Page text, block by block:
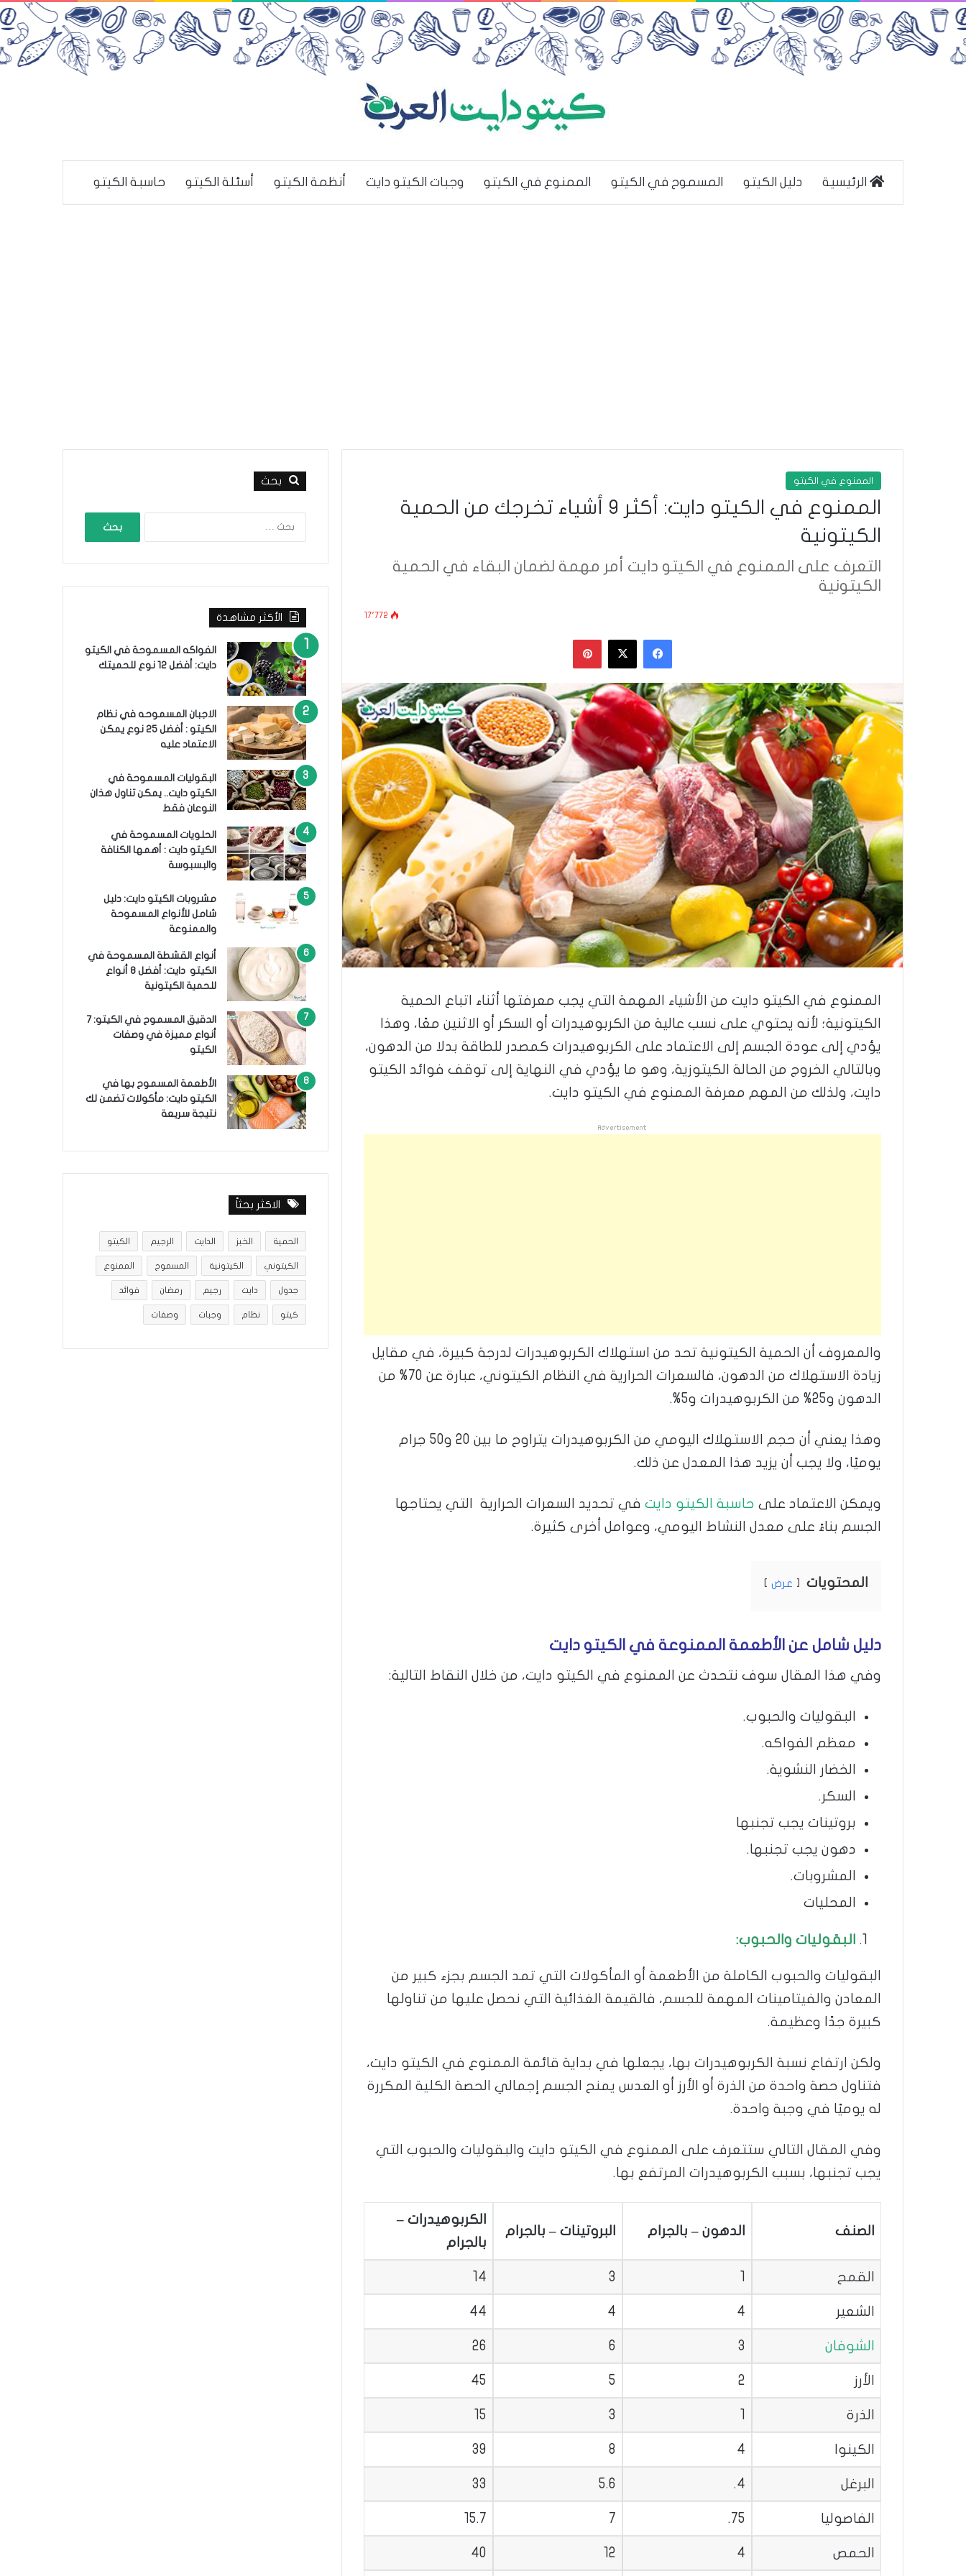
الرئيسية دليل الكيتو المسموح في الكيتو الممنوع في الكيتو وجبات الكيتو دايت أنظمة الكيتو أسئلة الكيتو حاسبة الكيتو
الممنوع في الكيتو
الممنوع في الكيتو دايت: أكثر 9 أشياء تخرجك من الحمية
الكيتونية
التعرف على الممنوع في الكيتو دايت أمر مهمة لضمان البقاء في الحمية
الكيتونية
17٬772
فيسبوك ‫X
الممنوع في الكيتو دايت من الأشياء المهمة التي يجب معرفتها أثناء اتباع الحمية
الكيتونية؛ لأنه يحتوي على نسب عالية من الكربوهيدرات أو السكر أو الاثنين معًا، وهذا
يؤدي إلى عودة الجسم إلى الاعتماد على الكربوهيدرات كمصدر للطاقة بدلا من الدهون،
وبالتالي الخروج من الحالة الكيتوزية، وهو ما يؤدي في النهاية إلى توقف فوائد الكيتو
دايت، ولذلك من المهم معرفة الممنوع في الكيتو دايت.
Advertisement
والمعروف أن الحمية الكيتونية تحد من استهلاك الكربوهيدرات لدرجة كبيرة، في مقايل
زيادة الاستهلاك من الدهون، فالسعرات الحرارية في النظام الكيتوني، عبارة عن 70% من
الدهون و25% من الكربوهيدرات و5%.
وهذا يعني أن حجم الاستهلاك اليومي من الكربوهيدرات يتراوح ما بين 20 و50 جرام
يوميًا، ولا يجب أن يزيد هذا المعدل عن ذلك.
ويمكن الاعتماد على حاسبة الكيتو دايت في تحديد السعرات الحرارية التي يحتاجها
الجسم بناءً على معدل النشاط اليومي، وعوامل أخرى كثيرة.
المحتويات عرض
دليل شامل عن الأطعمة الممنوعة في الكيتو دايت
وفي هذا المقال سوف نتحدث عن الممنوع في الكيتو دايت، من خلال النقاط التالية:
البقوليات والحبوب.
معظم الفواكه.
الخضار النشوية.
السكر.
بروتينات يجب تجنبها
دهون يجب تجنبها.
المشروبات.
المحليات
البقوليات والحبوب:
البقوليات والحبوب الكاملة من الأطعمة أو المأكولات التي تمد الجسم بجزء كبير من
المعادن والفيتامينات المهمة للجسم، فالقيمة الغذائية التي نحصل عليها من تناولها
كبيرة جدًا وعظيمة.
ولكن ارتفاع نسبة الكربوهيدرات بها، يجعلها في بداية قائمة الممنوع في الكيتو دايت،
فتناول حصة واحدة من الذرة أو الأرز أو العدس يمنح الجسم إجمالي الحصة الكلية المكررة
له يوميًا في وجبة واحدة.
وفي المقال التالي ستتعرف على الممنوع في الكيتو دايت والبقوليات والحبوب التي
يجب تجنبها، بسبب الكربوهيدرات المرتفع بها.
الصنف الدهون – بالجرام البروتينات – بالجرام
الكربوهيدرات –
بالجرام
القمح 3
14
الشعير 4
4
44
الشوفان 3
6
26
الأرز 2
5
45
الذرة 3
15
الكينوا 4
8
39
البرغل 4.
5.6
33
الفاصوليا 75.
7
15.7
الحمص 4
12
40
بحث
ح
الأكثر مشاهدة
الفواكه المسموحة في الكيتو
دايت: أفضل 12 نوع للحميتك
الاجبان المسموحه في نظام
الكيتو : أفضل 25 نوع يمكن
الاعتماد عليه
البقوليات المسموحة في
الكيتو دايت.. يمكن تناول هذان
النوعان فقط
الحلويات المسموحة في
الكيتو دايت : أهمها الكنافة
والبسبوسة
مشروبات الكيتو دايت: دليل
شامل للأنواع المسموحة
والممنوعة
أنواع القشطة المسموحة في
الكيتو دايت: أفضل 8 أنواع
للحمية الكيتونية
الدقيق المسموح في الكيتو: 7
أنواع مميزة في وصفات
الكيتو
الأطعمة المسموح بها في
الكيتو دايت: مأكولات تضمن لك
نتيجة سريعة
الاكثر بحثاً
الحمية الخبز الدايت الرجيم الكيتو
الكيتوني الكيتونية المسموح الممنوع
جدول دايت رجيم رمضان فوائد
كيتو نظام وجبات وصفات